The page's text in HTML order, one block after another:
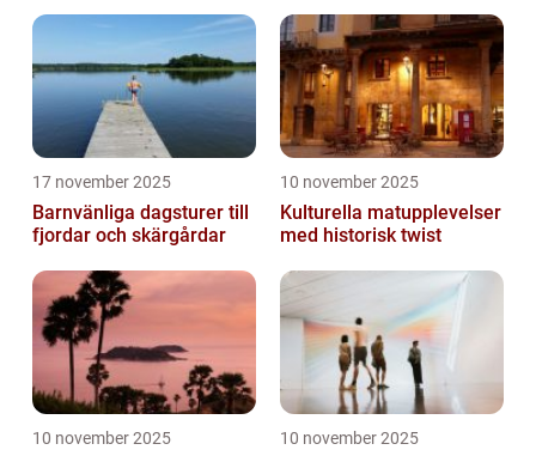
17 november 2025
Barnvänliga dagsturer till
fjordar och skärgårdar
10 november 2025
Kulturella matupplevelser
med historisk twist
10 november 2025 10 november 2025